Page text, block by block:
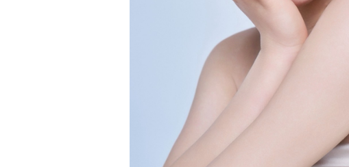
J-Tokyo Entertainment プロダクション事業